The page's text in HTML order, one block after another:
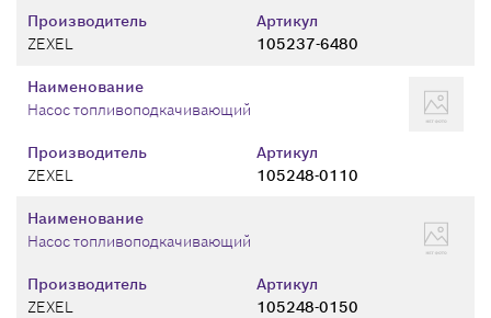
Производитель
ZEXEL
Артикул
105237-6480
Производитель
ZEXEL
Артикул
105248-0110
Наименование
Насос топливоподкачивающий
Производитель
ZEXEL
Артикул
105248-0150
Наименование
Насос топливоподкачивающий